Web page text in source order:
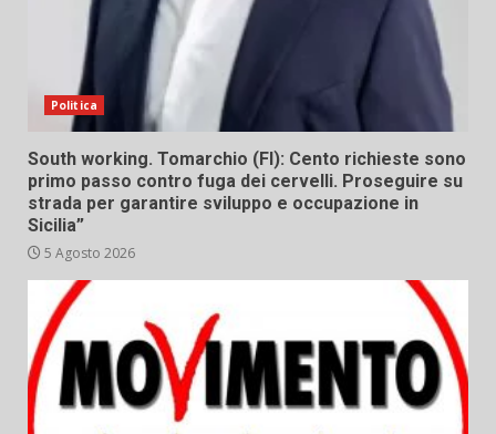
Politica
South working. Tomarchio (FI): Cento richieste sono
primo passo contro fuga dei cervelli. Proseguire su
strada per garantire sviluppo e occupazione in
Sicilia”
5 Agosto 2026